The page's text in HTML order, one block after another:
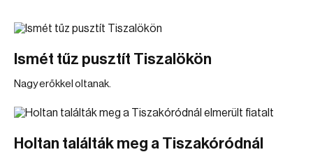
Ismét tűz pusztít Tiszalökön
Nagy erőkkel oltanak.
Holtan találták meg a Tiszakóródnál